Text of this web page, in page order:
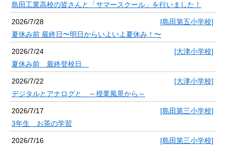
島田工業高校の皆さんと「サマースクール」を行いました！
2026/7/28
[島田第五小学校]
夏休み前 最終日〜明日からいよいよ夏休み！〜
2026/7/24
[大津小学校]
夏休み前 最終登校日
2026/7/22
[大津小学校]
デジタルとアナログと ～授業風景から～
2026/7/17
[島田第三小学校]
3年生 お茶の学習
2026/7/16
[島田第三小学校]